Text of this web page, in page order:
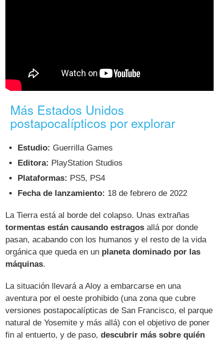
Más Estados Unidos
postapocalípticos por explorar
Estudio: Guerrilla Games
Editora: PlayStation Studios
Plataformas: PS5, PS4
Fecha de lanzamiento: 18 de febrero de 2022
La Tierra está al borde del colapso. Unas extrañas
tormentas están causando estragos allá por donde
pasan, acabando con los humanos y el resto de la vida
orgánica que queda en un planeta dominado por las
máquinas.
La situación llevará a Aloy a embarcarse en una
aventura por el oeste prohibido (una zona que cubre
versiones postapocalípticas de San Francisco, el parque
natural de Yosemite y más allá) con el objetivo de poner
fin al entuerto, y de paso,descubrir más sobre quién